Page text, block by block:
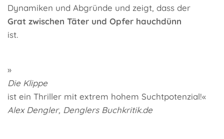
Dynamiken und Abgründe und zeigt, dass der
Grat zwischen Täter und Opfer hauchdünn
ist.
»
Die Klippe
ist ein Thriller mit extrem hohem Suchtpotenzial!«
Alex Dengler, Denglers Buchkritik.de